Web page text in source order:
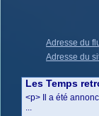
Adresse du
Adresse du
Les Temps
<p> Il a été
...